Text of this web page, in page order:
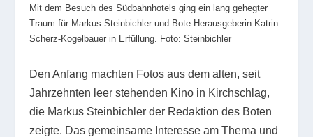
Mit dem Besuch des Südbahnhotels ging ein lang gehegter
Traum für Markus Steinbichler und Bote-Herausgeberin Katrin
Scherz-Kogelbauer in Erfüllung. Foto: Steinbichler
Den Anfang machten Fotos aus dem alten, seit
Jahrzehnten leer stehenden Kino in Kirchschlag,
die Markus Steinbichler der Redaktion des Boten
zeigte. Das gemeinsame Interesse am Thema und